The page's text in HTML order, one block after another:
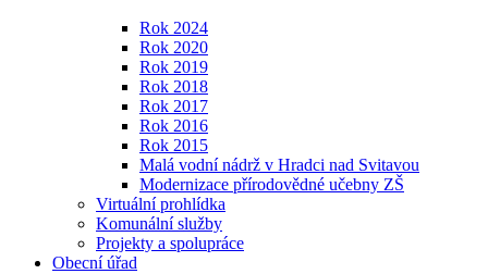
Rok 2024
Rok 2020
Rok 2019
Rok 2018
Rok 2017
Rok 2016
Rok 2015
Malá vodní nádrž v Hradci nad Svitavou
Modernizace přírodovědné učebny ZŠ
Virtuální prohlídka
Komunální služby
Projekty a spolupráce
Obecní úřad